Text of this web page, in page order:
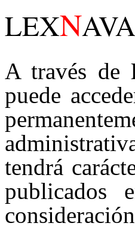
LEXN
A través de
puede
tendrá
publicados